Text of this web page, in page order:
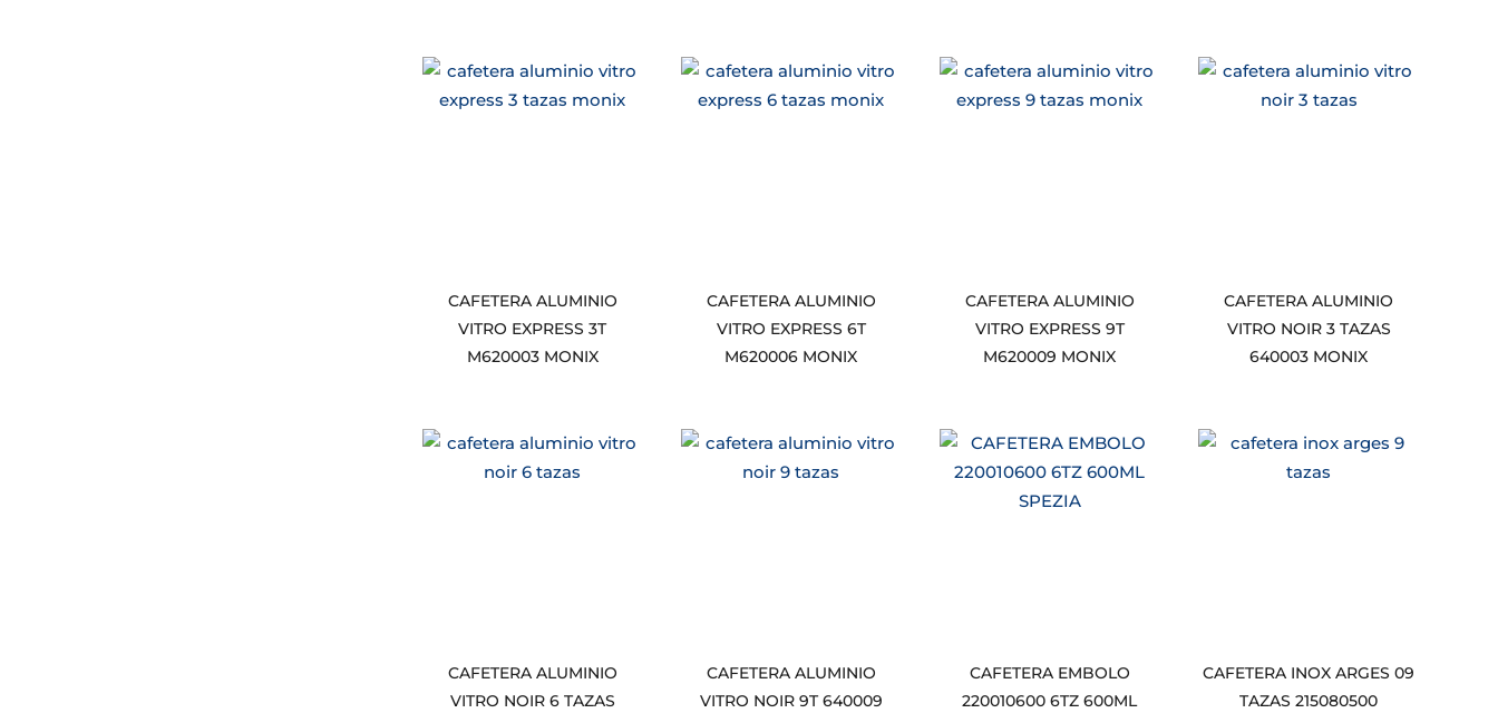
CAFETERA ALUMINIO
VITRO EXPRESS 3T
M620003 MONIX
CAFETERA ALUMINIO
VITRO EXPRESS 6T
M620006 MONIX
CAFETERA ALUMINIO
VITRO EXPRESS 9T
M620009 MONIX
CAFETERA ALUMINIO
VITRO NOIR 3 TAZAS
640003 MONIX
CAFETERA ALUMINIO
VITRO NOIR 6 TAZAS
CAFETERA ALUMINIO
VITRO NOIR 9T 640009
CAFETERA EMBOLO
220010600 6TZ 600ML
CAFETERA INOX ARGES 09
TAZAS 215080500